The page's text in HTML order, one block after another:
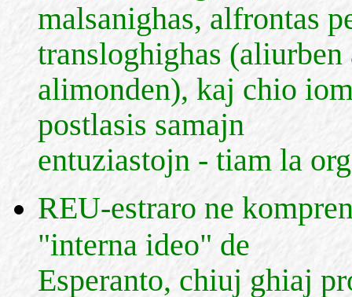
malsanighas, alfrontas
transloghighas (aliurben
alimonden), kaj chio
postlasis samajn
entuziastojn - tiam la
REU-estraro ne
"interna ideo" de
Esperanto, chiuj ghiaj